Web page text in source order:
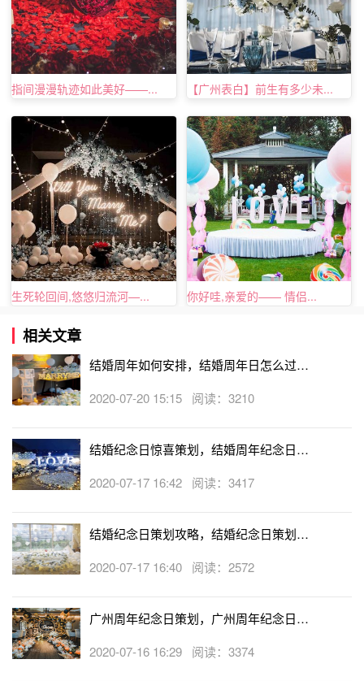
上面便是抚州纪念日策划为大家分享的关于结婚纪念日适合
去什么地方的内容分享，相信大家看了上面这些内容，对于
在抚州如何过一个纪念日有了自己的一个想法了吧，当然如
果你想要一份纪念日惊喜活动，也可以与我们的在线客服进
行沟通了解哦！
指间漫漫轨迹如此美好——... 【广州表白】前生有多少未...
生死轮回间,悠悠归流河—... 你好哇,亲爱的—— 情侣...
相关文章
结婚周年如何安排，结婚周年日怎么过有
2020-07-20 15:15 阅读：3210
结婚纪念日惊喜策划，结婚周年纪念日怎
2020-07-17 16:42 阅读：3417
结婚纪念日策划攻略，结婚纪念日策划创
2020-07-17 16:40 阅读：2572
广州周年纪念日策划，广州周年纪念日如
2020-07-16 16:29 阅读：3374